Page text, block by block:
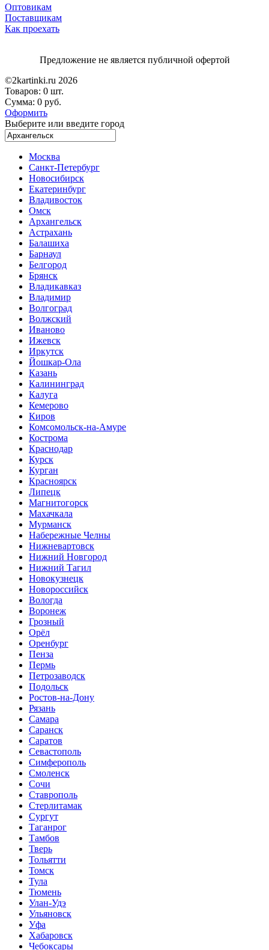
Оптовикам
Поставщикам
Как проехать
Предложение не является публичной офертой
©2kartinki.ru 2026
Товаров: 0 шт.
Сумма: 0 руб.
Оформить
Выберите или введите город
Москва
Санкт-Петербург
Новосибирск
Екатеринбург
Владивосток
Омск
Архангельск
Астрахань
Балашиха
Барнаул
Белгород
Брянск
Владикавказ
Владимир
Волгоград
Волжский
Иваново
Ижевск
Иркутск
Йошкар-Ола
Казань
Калининград
Калуга
Кемерово
Киров
Комсомольск-на-Амуре
Кострома
Краснодар
Курск
Курган
Красноярск
Липецк
Магнитогорск
Махачкала
Мурманск
Набережные Челны
Нижневартовск
Нижний Новгород
Нижний Тагил
Новокузнецк
Новороссийск
Вологда
Воронеж
Грозный
Орёл
Оренбург
Пенза
Пермь
Петрозаводск
Подольск
Ростов-на-Дону
Рязань
Самара
Саранск
Саратов
Севастополь
Симферополь
Смоленск
Сочи
Ставрополь
Стерлитамак
Сургут
Таганрог
Тамбов
Тверь
Тольятти
Томск
Тула
Тюмень
Улан-Удэ
Ульяновск
Уфа
Хабаровск
Чебоксары